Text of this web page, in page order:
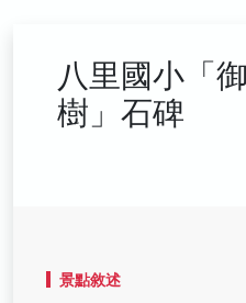
八里國小「
樹」石碑
景點敘述